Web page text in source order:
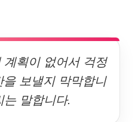
계획이 없어서 걱정
보낼지 막막합니
는 말합니다.